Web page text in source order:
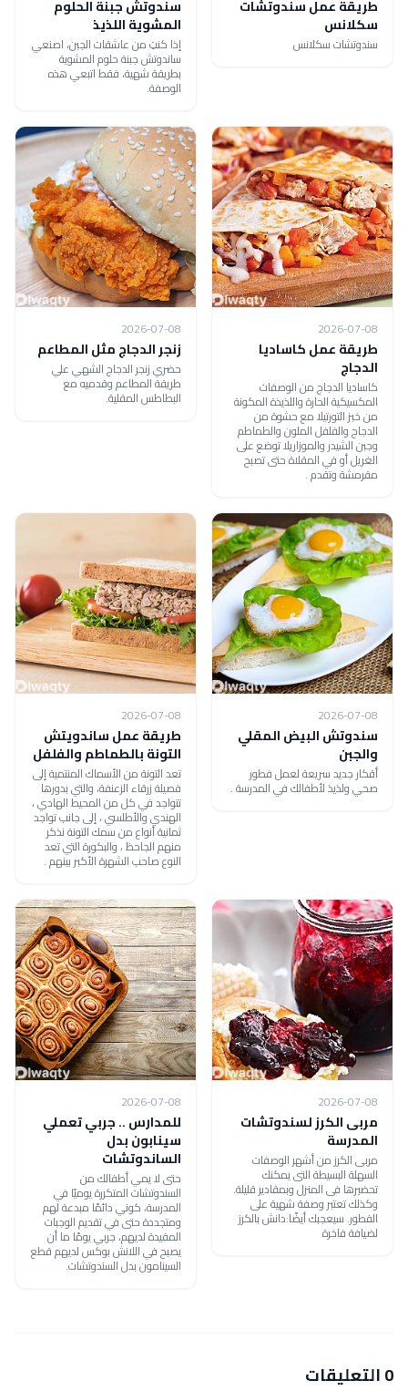
طريقة عمل سندوتشات
سكلانس
سندوتشات سكلانس
سندوتش جبنة الحلوم
المشوية اللذيذ
إذا كنتِ من عاشقات الجبن، اصنعي
ساندوتش جبنة حلوم المشوية
بطريقة شهية، فقط اتبعي هذه
الوصفة.
2026-07-08
طريقة عمل كاساديا
الدجاج
كاساديا الدجاج من الوصفات
المكسيكية الحارة واللذيذة المكونة
من خبز التورتيلا مع حشوة من
الدجاج والفلفل الملون والطماطم
وجبن الشيدر والموزاريلا توضع على
الغريل أو في المقلاة حتى تصبح
مقرمشة وتقدم .
2026-07-08
زنجر الدجاج مثل المطاعم
حضري زنجر الدجاج الشهي علي
طريقة المطاعم وقدميه مع
البطاطس المقلية.
2026-07-08
سندوتش البيض المقلي
والجبن
أقكار جديد سريعة لعمل فطور
صحي ولذيذ لأطفالك في المدرسة .
2026-07-08
طريقة عمل ساندويتش
التونة بالطماطم والفلفل
تعد التونة من الأسماك المنتمية إلى
فصيلة زرقاء الزعنفة، والتي بدورها
تتواجد في كل من المحيط الهادي ،
الهندي والأطلسي ، إلى جانب تواجد
ثمانية أنواع من سمك التونة نذكر
منهم الجاحظ ، والبكورة التي تعد
النوع صاحب الشهرة الأكبر بينهم .
2026-07-08
مربى الكرز لسندوتشات
المدرسة
مربى الكرز من أشهر الوصفات
السهلة البسيطة التى يمكنك
تحضيرها فى المنزل وبمقادير قليلة.
وكذلك تعتبر وصفة شهية على
الفطور. سيعجبك أيضًا:دانش بالكرز
لضيافة فاخرة
2026-07-08
للمدارس .. جربي تعملي
سينابون بدل
الساندوتشات
حتى لا يمي أطفالك من
السندوتشات المتكررة يوميًا في
المدرسة، كوني دائمًا مبدعة لهم
ومتجددة حتى في تقديم الوجبات
المفيدة لديهم، جربي يومًا ما أن
يصبح في اللانش بوكس لديهم قطع
السينامون بدل السندوتشات.
0 التعليقات